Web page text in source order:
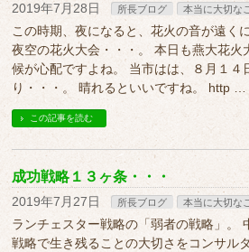
2019年7月28日 所長ブログ 本当に大切な
この時期、夜になると、花火の音が遠く
夜空の花火大会・・・。 本日も燕大花火
候が心配ですよね。 当市はは、８月１４
り・・・。 晴れるといいですね。 http …
この記事を読む
成功戦略１３ヶ条・・・
2019年7月27日 所長ブログ 本当に大切な
ランチェスター戦略の「弱者の戦略」。
戦略で生き残ることの大切さをコンサル